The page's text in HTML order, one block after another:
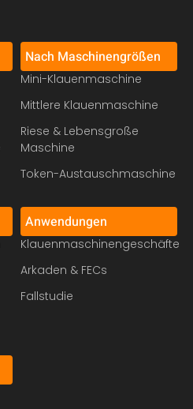
Nach Maschinengrößen
Mini-Klauenmaschine
Mittlere Klauenmaschine
Riese & Lebensgroße
Maschine
Token-Austauschmaschine
Anwendungen
Klauenmaschinengeschäfte
Arkaden & FECs
Fallstudie